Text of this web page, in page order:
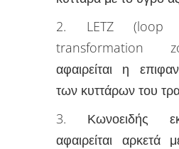
2. LETZ (loop
transformation
αφαιρείται η
των κυττάρων του
3. Κωνοειδής
αφαιρείται αρκετά